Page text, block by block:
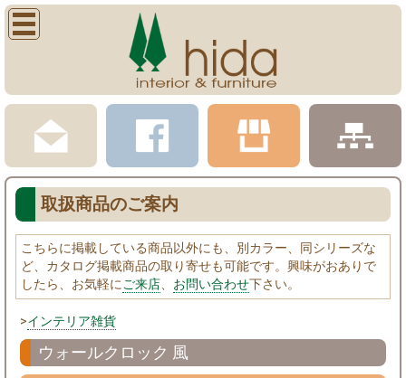
取扱商品のご案内
こちらに掲載している商品以外にも、別カラー、同シリーズな
ど、カタログ掲載商品の取り寄せも可能です。興味がおありで
したら、お気軽にご来店、 お問い合わせ下さい。
>インテリア雑貨
ウォールクロック 風